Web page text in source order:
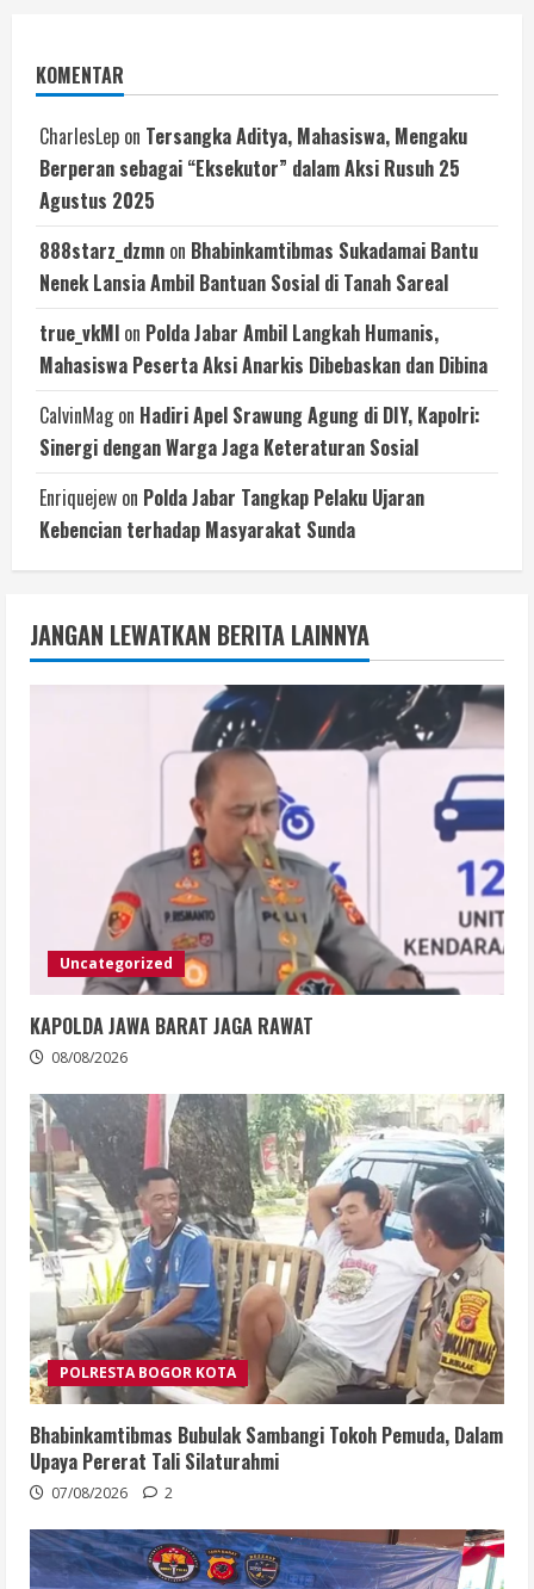
KOMENTAR
CharlesLep on Tersangka Aditya, Mahasiswa, Mengaku
Berperan sebagai “Eksekutor” dalam Aksi Rusuh 25
Agustus 2025
888starz_dzmn on Bhabinkamtibmas Sukadamai Bantu
Nenek Lansia Ambil Bantuan Sosial di Tanah Sareal
true_vkMl on Polda Jabar Ambil Langkah Humanis,
Mahasiswa Peserta Aksi Anarkis Dibebaskan dan Dibina
CalvinMagon Hadiri Apel Srawung Agung di DIY, Kapolri:
Sinergi dengan Warga Jaga Keteraturan Sosial
Enriquejew on Polda Jabar Tangkap Pelaku Ujaran
Kebencian terhadap Masyarakat Sunda
JANGAN LEWATKAN BERITA LAINNYA
Uncategorized
KAPOLDA JAWA BARAT JAGA RAWAT
08/08/2026
POLRESTA BOGOR KOTA
Bhabinkamtibmas Bubulak Sambangi Tokoh Pemuda, Dalam
Upaya Pererat Tali Silaturahmi
07/08/2026 2